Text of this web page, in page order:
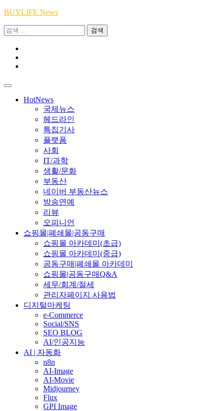
Skip
content
BUYLIFE News
검
HotNews
국제뉴스
헤드라인
특집기사
플랫폼
사회
IT/과학
생활/문화
부동산
네이버 부동산뉴스
방송연예
리뷰
오피니언
쇼핑몰|폐쇄몰|공동구매
쇼핑몰 아카데미(초급)
쇼핑몰 아카데미(중급)
공동구매|폐쇄몰 아카데미
쇼핑몰|공동구매Q&A
세무/회계/절세
관리자페이지 사용법
디지털마케팅
e-Commerce
Social/SNS
SEO BLOG
AI/인공지능
AI | 자동화
n8n
AI-Image
AI-Movie
Midjourney
Flux
GPI Image